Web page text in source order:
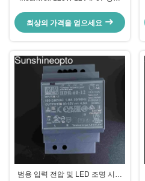
치
최상의 가격을 얻으세요
범용 입력 전압 및 LED 조명 시스